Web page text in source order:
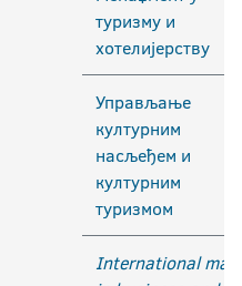
туризму и
хотелијерству
Управљање
културним
насљеђем и
културним
туризмом
International